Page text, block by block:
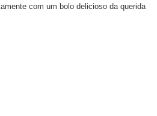
com um bolo delicioso da querida